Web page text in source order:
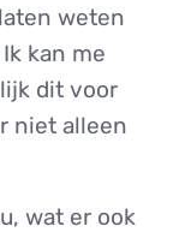
weten
kan me
dit voor
niet alleen
wat er ook